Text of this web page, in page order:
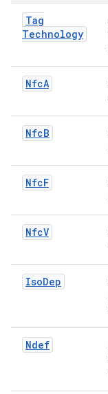
Tag
Technology
NfcA
NfcB
NfcF
NfcV
IsoDep
Ndef